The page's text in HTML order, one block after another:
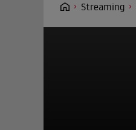
Streaming